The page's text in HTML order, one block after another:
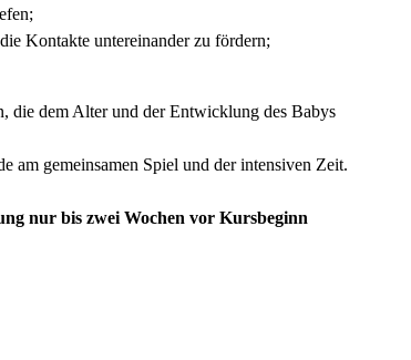
Kontakte untereinander zu fördern;
die dem Alter und der Entwicklung des Babys
am gemeinsamen Spiel und der intensiven Zeit.
nur bis zwei Wochen vor Kursbeginn